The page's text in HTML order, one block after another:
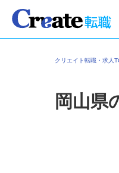
クリエイト転職・求人
岡山県